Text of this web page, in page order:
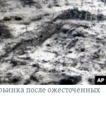
после ожесточенных